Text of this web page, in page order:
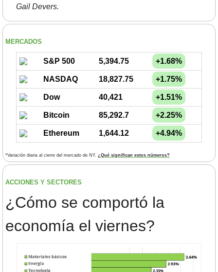
Gail Devers.
MERCADOS
S&P 500 5,394.75 +1.68%
NASDAQ 18,827.75 +1.75%
Dow 40,421 +1.51%
Bitcoin 85,292.7 +2.25%
Ethereum 1,644.12 +4.94%
*Variación diaria al cierre del mercado de NY. ¿Qué significan estos números?
ACCIONES Y SECTORES
¿Cómo se comportó la
economía el viernes?